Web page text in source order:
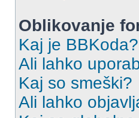
Oblikovanje
Kaj je BBKoda?
Ali lahko
Kaj so smeški?
Ali lahko